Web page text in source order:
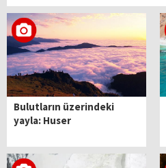
Bulutların üzerindeki
yayla: Huser